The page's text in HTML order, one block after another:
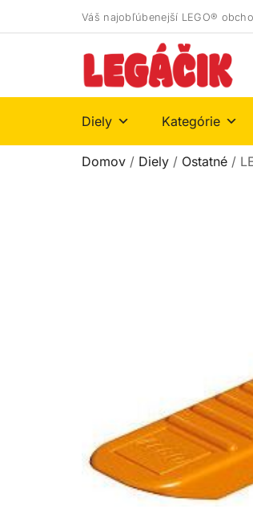
Váš najobľúbenejší LEGO®
Diely Kategórie
Domov / Diely / Ostatné /